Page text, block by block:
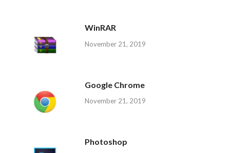
WinRAR
November 21, 2019
Google Chrome
November 21, 2019
Photoshop